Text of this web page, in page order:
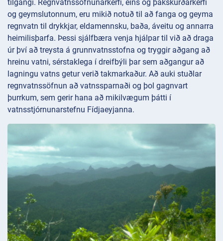
tilgangi. Regnvatnssöfnunarkerfi, eins og þakskurðarkerfi
og geymslutonnum, eru mikið notuð til að fanga og geyma
regnvatn til drykkjar, eldamennsku, baða, áveitu og annarra
heimilisþarfa. Þessi sjálfbæra venja hjálpar til við að draga
úr því að treysta á grunnvatnsstofna og tryggir aðgang að
hreinu vatni, sérstaklega í dreifbýli þar sem aðgangur að
lagningu vatns getur verið takmarkaður. Að auki stuðlar
regnvatnssöfnun að vatnssparnaði og þol gagnvart
þurrkum, sem gerir hana að mikilvægum þátti í
vatnsstjórnunarstefnu Fídjaeyjanna.